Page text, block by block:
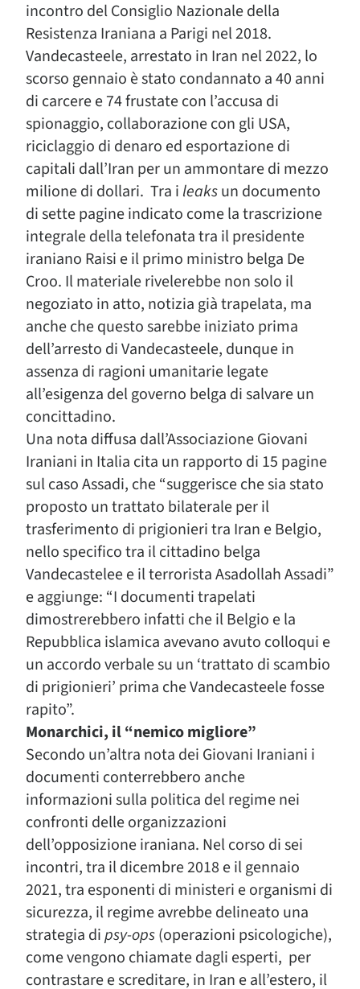
incontro del Consiglio Nazionale della
Resistenza Iraniana a Parigi nel 2018.
Vandecasteele, arrestato in Iran nel 2022, lo
scorso gennaio è stato condannato a 40 anni
di carcere e 74 frustate con l’accusa di
spionaggio, collaborazione con gli USA,
riciclaggio di denaro ed esportazione di
capitali dall’Iran per un ammontare di mezzo
milione di dollari. Tra i leaksun documento
di sette pagine indicato come la trascrizione
integrale della telefonata tra il presidente
iraniano Raisi e il primo ministro belga De
Croo. Il materiale rivelerebbe non solo il
negoziato in atto, notizia già trapelata, ma
anche che questo sarebbe iniziato prima
dell’arresto di Vandecasteele, dunque in
assenza di ragioni umanitarie legate
all’esigenza del governo belga di salvare un
concittadino.
Una nota diffusa dall’Associazione Giovani
Iraniani in Italia cita un rapporto di 15 pagine
sul caso Assadi, che “suggerisce che sia stato
proposto un trattato bilaterale per il
trasferimento di prigionieri tra Iran e Belgio,
nello specifico tra il cittadino belga
Vandecastelee e il terrorista Asadollah Assadi”
e aggiunge: “I documenti trapelati
dimostrerebbero infatti che il Belgio e la
Repubblica islamica avevano avuto colloqui e
un accordo verbale su un ‘trattato di scambio
di prigionieri’ prima che Vandecasteele fosse
rapito”.
Monarchici, il “nemico migliore”
Secondo un’altra nota dei Giovani Iraniani i
documenti conterrebbero anche
informazioni sulla politica del regime nei
confronti delle organizzazioni
dell’opposizione iraniana. Nel corso di sei
incontri, tra il dicembre 2018 e il gennaio
2021, tra esponenti di ministeri e organismi di
sicurezza, il regime avrebbe delineato una
strategia dipsy-ops(operazioni psicologiche),
come vengono chiamate dagli esperti, per
contrastare e screditare, in Iran e all’estero, il